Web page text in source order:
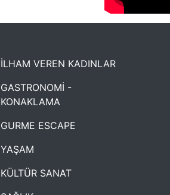
İLHAM VEREN KADINLAR
GASTRONOMİ -
KONAKLAMA
GURME ESCAPE
YAŞAM
KÜLTÜR SANAT